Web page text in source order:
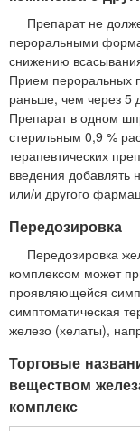
Препарат не
пероральными
снижению
Прием пероральных
раньше, чем через 5
Препарат в одном
стерильным 0,9 %
терапевтических
введения добавлять
или/и другого
Передозировка
Передозировка
комплексом может
проявляющейся
симптоматическая
железо (хелаты),
Торговые
веществом
комплекс